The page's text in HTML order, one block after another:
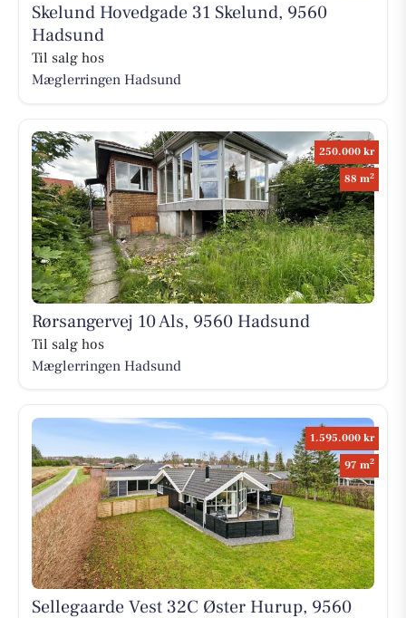
Skelund Hovedgade 31 Skelund, 9560
Hadsund
Til salg hos
Mæglerringen Hadsund
250.000 kr
88 m2
Rørsangervej 10 Als, 9560 Hadsund
Til salg hos
Mæglerringen Hadsund
1.595.000 kr
97 m2
Sellegaarde Vest 32C Øster Hurup, 9560